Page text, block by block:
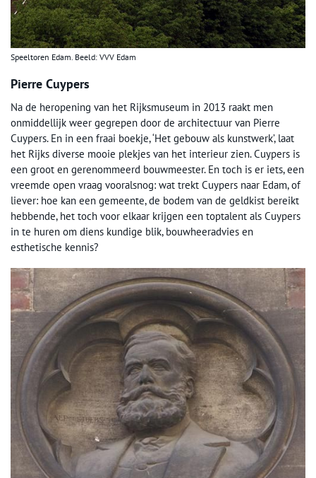
Speeltoren Edam. Beeld: VVV Edam
Pierre Cuypers
Na de heropening van het Rijksmuseum in 2013 raakt men
onmiddellijk weer gegrepen door de architectuur van Pierre
Cuypers. En in een fraai boekje, ‘Het gebouw als kunstwerk’, laat
het Rijks diverse mooie plekjes van het interieur zien. Cuypers is
een groot en gerenommeerd bouwmeester. En toch is er iets, een
vreemde open vraag vooralsnog: wat trekt Cuypers naar Edam, of
liever: hoe kan een gemeente, de bodem van de geldkist bereikt
hebbende, het toch voor elkaar krijgen een toptalent als Cuypers
in te huren om diens kundige blik, bouwheeradvies en
esthetische kennis?